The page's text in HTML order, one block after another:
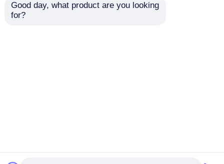
Good day, what product are you looking
for?